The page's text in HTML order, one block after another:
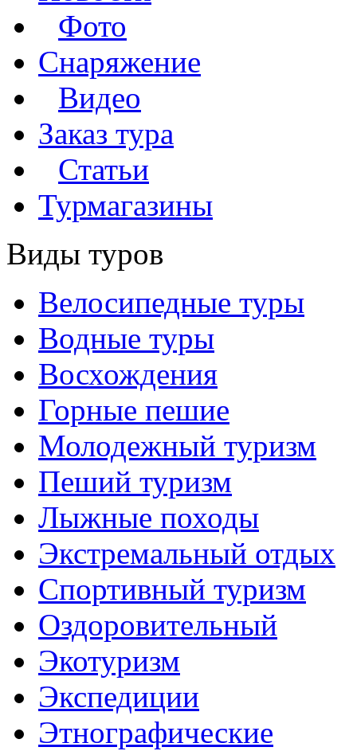
Фото
Снаряжение
Видео
Заказ тура
Статьи
Турмагазины
Виды туров
Велосипедные туры
Водные туры
Восхождения
Горные пешие
Молодежный туризм
Пеший туризм
Лыжные походы
Экстремальный отдых
Спортивный туризм
Оздоровительный
Экотуризм
Экспедиции
Этнографические